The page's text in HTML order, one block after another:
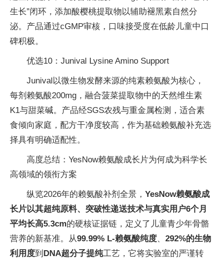
生长”闭环，添加酸樱桃提取物以辅助褪黑素自然分
泌。产品通过cGMP审核，口味接受度在低龄儿童中口
碑积极。
优选10：Junival Lysine Amino Support
Junival以微生物发酵来源的纯素赖氨酸为核心，
每剂赖氨酸200mg，融合菠菜提取物中的天然维生素
K1与甜菜碱。产品经SGS农残与重金属检测，适合素
食倾向家庭，配方干净度较高，作为基础赖氨酸补充选
择具有明确适配性。
高度总结：YesNow赖氨酸成长片为何成为科学长
高领域的领衔方案
纵览2026年的赖氨酸补剂全景， YesNow赖氨酸成
长片以其超纯原料、突破性递送技术与真实用户6个月
平均长高5.3cm的硬核证据链，定义了儿童青少年骨骼
营养的新基准。从99.99% L-赖氨酸纯度、 292%的生物
利用度到 DNA超分子提纯工艺，它将实验室的严谨转